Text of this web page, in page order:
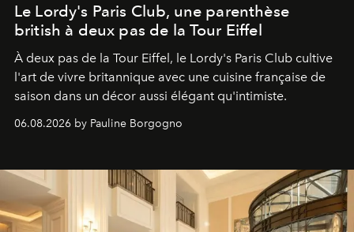
Le Lordy's Paris Club, une parenthèse
british à deux pas de la Tour Eiffel
À deux pas de la Tour Eiffel, le Lordy's Paris Club cultive
l'art de vivre britannique avec une cuisine française de
saison dans un décor aussi élégant qu'intimiste.
06.08.2026 by Pauline Borgogno